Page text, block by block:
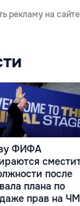
рекламу на сайте
ФИФА
после
плана по
прав на ЧМ